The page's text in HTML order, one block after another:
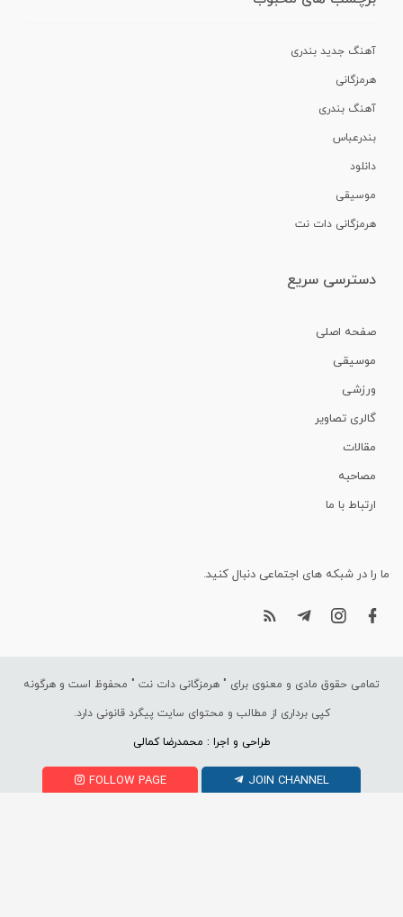
آهنگ جدید بندری
هرمزگانی
آهنگ بندری
بندرعباس
دانلود
موسیقی
هرمزگانی دات نت
دسترسی سریع
صفحه اصلی
موسیقی
ورزشی
گالری تصاویر
مقالات
مصاحبه
ارتباط با ما
ما را در شبکه های اجتماعی دنبال کنید.
تمامی حقوق مادی و معنوی برای " هرمزگانی دات نت " محفوظ است و هرگونه
کپی برداری از مطالب و محتوای سایت پیگرد قانونی دارد.
طراحی و اجرا : محمدرضا کمالی
FOLLOW PAGE JOIN CHANNEL